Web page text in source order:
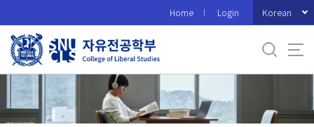
로
메
Home Login Korean